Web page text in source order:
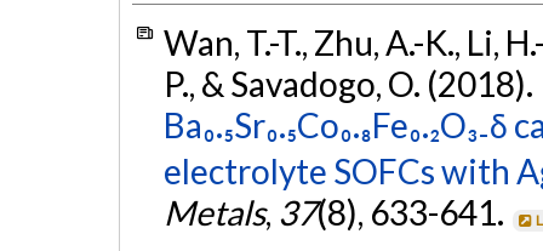
Wan, T.-T., Zhu, A.-K., Li,
P., & Savadogo, O. (2018).
electrolyte SOFCs with
Metals, 37(8), 633-641.